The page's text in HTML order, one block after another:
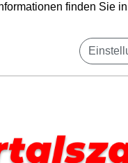
finden Sie